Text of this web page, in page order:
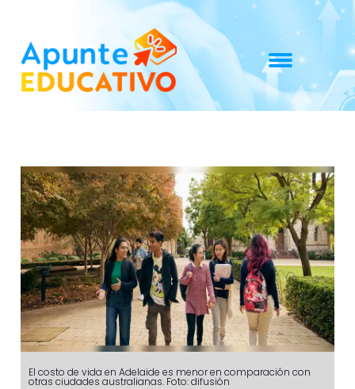
El costo de vida en Adelaide es menor en comparación con
otras ciudades australianas. Foto: difusión